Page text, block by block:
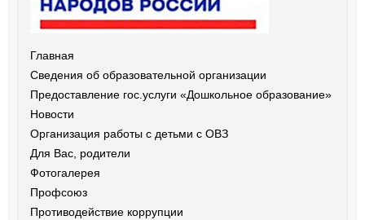
Главная
Сведения об образовательной организации
Предоставление гос.услуги «Дошкольное образование»
Новости
Организация работы с детьми с ОВЗ
Для Вас, родители
Фотогалерея
Профсоюз
Противодействие коррупции